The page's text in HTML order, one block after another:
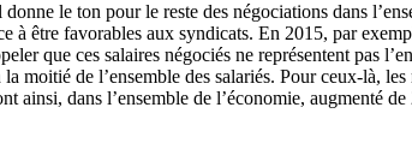
le ton pour le reste des négociations dans
à être favorables aux syndicats. En 2015, par
que ces salaires négociés ne représentent pas
moitié de l’ensemble des salariés. Pour ceux-là,
ainsi, dans l’ensemble de l’économie,